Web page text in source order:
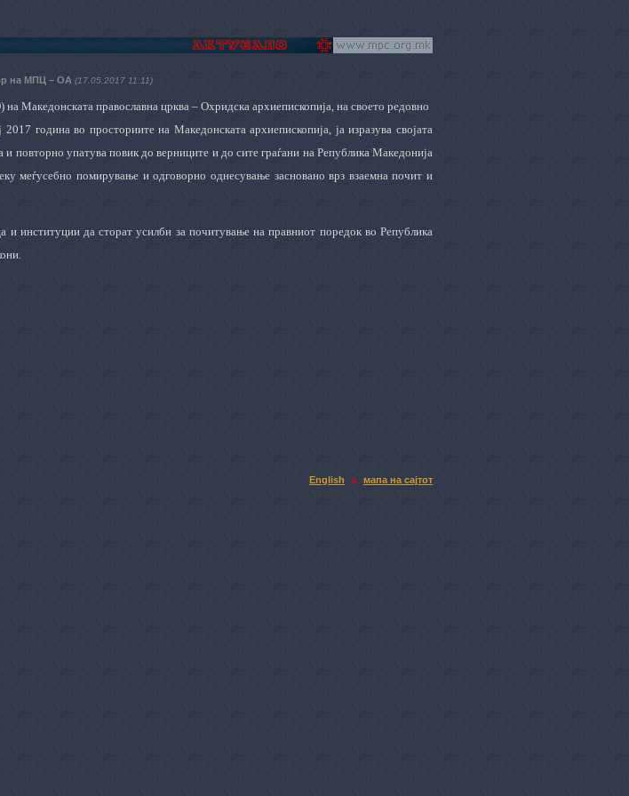
на МПЦ – ОА (17.05.2017 11:11)
Македонската православна црква – Охридска архиепископија, на своето редовно
година во просториите на Македонската архиепископија, ја изразува својата
и повторно упатува повик до верниците и до сите граѓани на Република Македонија
меѓусебно помирување и одговорно однесување засновано врз взаемна почит и
и институции да сторат усилби за почитување на правниот поредок во Република
English мапа на сајтот